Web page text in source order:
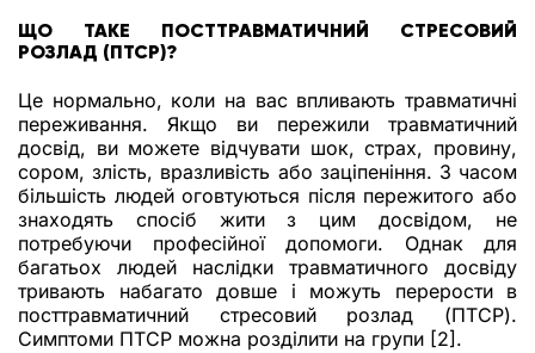
ЩО ТАКЕ ПОСТТРАВМАТИЧНИЙ СТРЕСОВИЙ
РОЗЛАД (ПТСР)?
Це нормально, коли на вас впливають травматичні
переживання. Якщо ви пережили травматичний
досвід, ви можете відчувати шок, страх, провину,
сором, злість, вразливість або заціпеніння. З часом
більшість людей оговтуються після пережитого або
знаходять спосіб жити з цим досвідом, не
потребуючи професійної допомоги. Однак для
багатьох людей наслідки травматичного досвіду
тривають набагато довше і можуть перерости в
посттравматичний стресовий розлад (ПТСР).
Симптоми ПТСР можна розділити на групи [2].